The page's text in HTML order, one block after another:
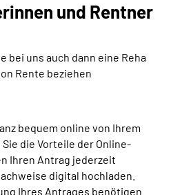
und Rentner
bei uns auch dann eine Reha
Rente beziehen
bequem online von Ihrem
die Vorteile der Online-
Ihren Antrag jederzeit
digital hochladen.
Ihres Antrages benötigen